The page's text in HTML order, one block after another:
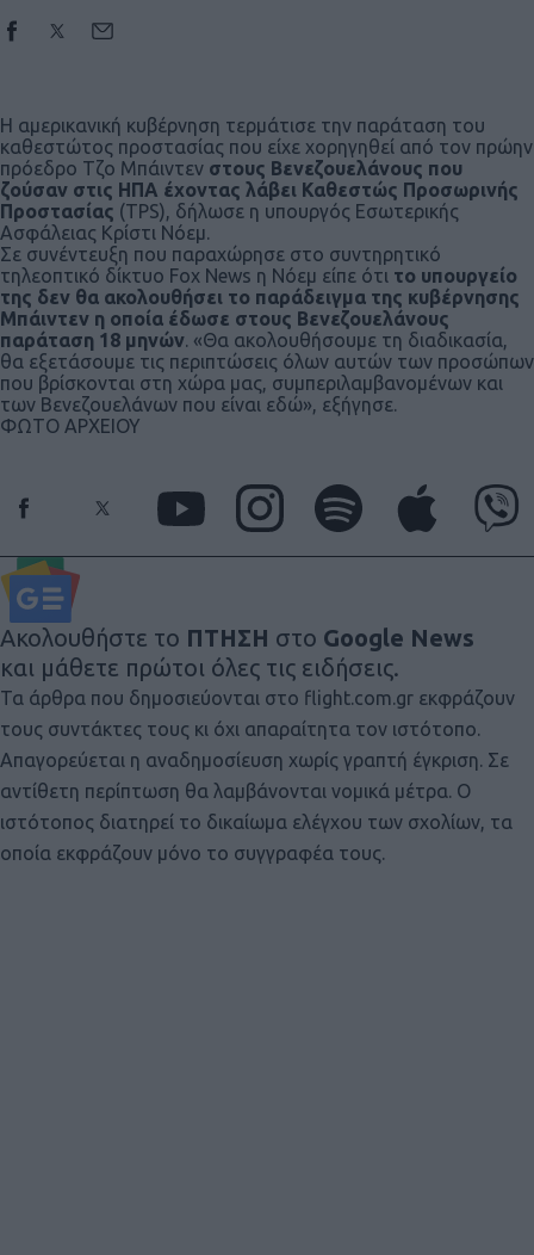
Η αμερικανική κυβέρνηση τερμάτισε την παράταση του
καθεστώτος προστασίας που είχε χορηγηθεί από τον πρώην
πρόεδρο Τζο Μπάιντεν στους Βενεζουελάνους που
ζούσαν στις ΗΠΑ έχοντας λάβει Καθεστώς Προσωρινής
Προστασίας (TPS), δήλωσε η υπουργός Εσωτερικής
Ασφάλειας Κρίστι Νόεμ.
Σε συνέντευξη που παραχώρησε στο συντηρητικό
τηλεοπτικό δίκτυο Fox News η Νόεμ είπε ότι το υπουργείο
της δεν θα ακολουθήσει το παράδειγμα της κυβέρνησης
Μπάιντεν η οποία έδωσε στους Βενεζουελάνους
παράταση 18 μηνών. «Θα ακολουθήσουμε τη διαδικασία,
θα εξετάσουμε τις περιπτώσεις όλων αυτών των προσώπων
που βρίσκονται στη χώρα μας, συμπεριλαμβανομένων και
των Βενεζουελάνων που είναι εδώ», εξήγησε.
ΦΩΤΟ ΑΡΧΕΙΟΥ
Ακολουθήστε το ΠΤΗΣΗ στο Google News
και μάθετε πρώτοι όλες τις ειδήσεις.
Τα άρθρα που δημοσιεύονται στο flight.com.gr εκφράζουν
τους συντάκτες τους κι όχι απαραίτητα τον ιστότοπο.
Απαγορεύεται η αναδημοσίευση χωρίς γραπτή έγκριση. Σε
αντίθετη περίπτωση θα λαμβάνονται νομικά μέτρα. Ο
ιστότοπος διατηρεί το δικαίωμα ελέγχου των σχολίων, τα
οποία εκφράζουν μόνο το συγγραφέα τους.